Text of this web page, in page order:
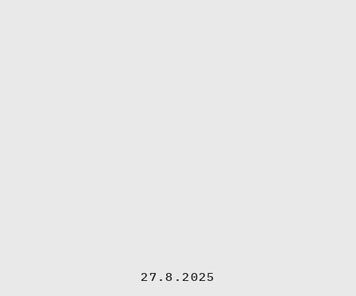
27.8.2025